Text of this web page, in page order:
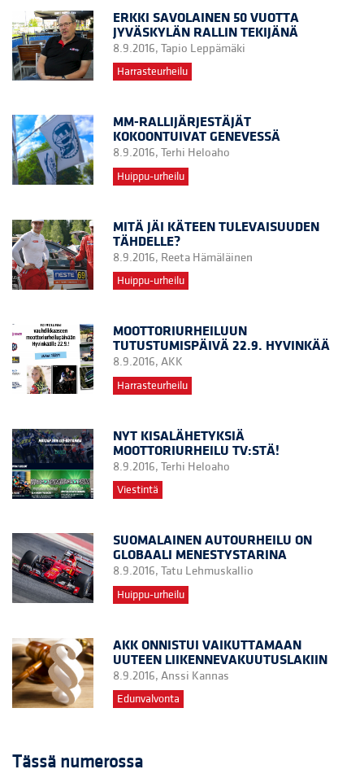
ERKKI SAVOLAINEN 50 VUOTTA
JYVÄSKYLÄN RALLIN TEKIJÄNÄ
8.9.2016, Tapio Leppämäki
Harrasteurheilu
MM-RALLIJÄRJESTÄJÄT
KOKOONTUIVAT GENEVESSÄ
8.9.2016, Terhi Heloaho
Huippu-urheilu
MITÄ JÄI KÄTEEN TULEVAISUUDEN
TÄHDELLE?
8.9.2016, Reeta Hämäläinen
Huippu-urheilu
MOOTTORIURHEILUUN
TUTUSTUMISPÄIVÄ 22.9. HYVINKÄÄ
8.9.2016, AKK
Harrasteurheilu
NYT KISALÄHETYKSIÄ
MOOTTORIURHEILU TV:STÄ!
8.9.2016, Terhi Heloaho
Viestintä
SUOMALAINEN AUTOURHEILU ON
GLOBAALI MENESTYSTARINA
8.9.2016, Tatu Lehmuskallio
Huippu-urheilu
AKK ONNISTUI VAIKUTTAMAAN
UUTEEN LIIKENNEVAKUUTUSLAKIIN
8.9.2016, Anssi Kannas
Edunvalvonta
Tässä numerossa